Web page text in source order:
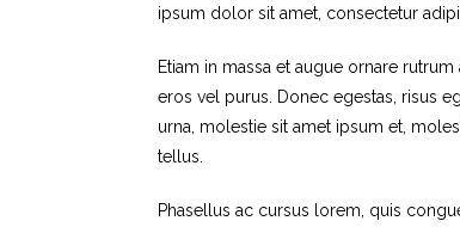
ipsum dolor sit amet, consectetur
Etiam in massa et augue ornare
eros vel purus. Donec egestas, risus
urna, molestie sit amet ipsum et,
tellus.
Phasellus ac cursus lorem, quis